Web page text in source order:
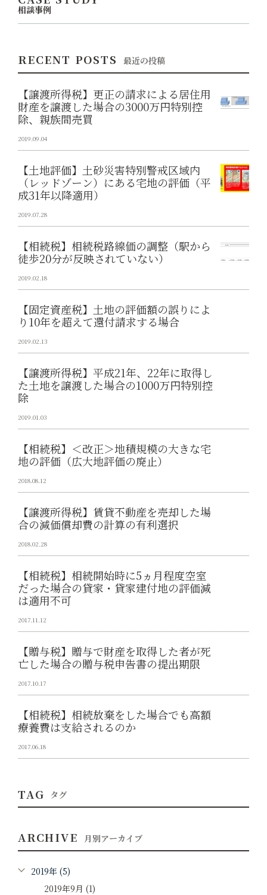
相談事例
RECENT POSTS 最近の投稿
【譲渡所得税】更正の請求による居住用
財産を譲渡した場合の3000万円特別控
除、親族間売買
2019.09.04
【土地評価】土砂災害特別警戒区域内
（レッドゾーン）にある宅地の評価（平
成31年以降適用）
2019.07.28
【相続税】相続税路線価の調整（駅から
徒歩20分が反映されていない）
2019.02.18
【固定資産税】土地の評価額の誤りによ
り10年を超えて還付請求する場合
2019.02.13
【譲渡所得税】平成21年、22年に取得し
た土地を譲渡した場合の1000万円特別控
除
2019.01.03
【相続税】＜改正＞地積規模の大きな宅
地の評価（広大地評価の廃止）
2018.08.12
【譲渡所得税】賃貸不動産を売却した場
合の減価償却費の計算の有利選択
2018.02.28
【相続税】相続開始時に5ヵ月程度空室
だった場合の貸家・貸家建付地の評価減
は適用不可
2017.11.12
【贈与税】贈与で財産を取得した者が死
亡した場合の贈与税申告書の提出期限
2017.10.17
【相続税】相続放棄をした場合でも高額
療養費は支給されるのか
2017.06.18
TAG タグ
ARCHIVE 月別アーカイブ
2019年 (5)
2019年9月 (1)